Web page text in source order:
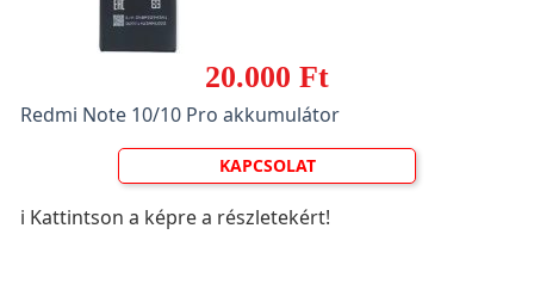
20.000 Ft
Redmi Note 10/10 Pro akkumulátor
KAPCSOLAT
ℹ️ Kattintson a képre a részletekért!